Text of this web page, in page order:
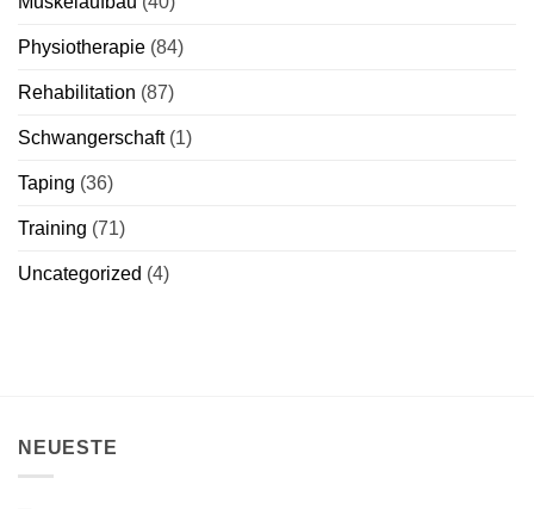
Physiotherapie (84)
Rehabilitation (87)
Schwangerschaft(1)
Taping (36)
Training (71)
Uncategorized (4)
NEUESTE